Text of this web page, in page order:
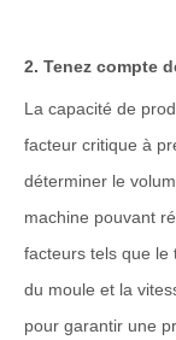
2. Tenez compte
La capacité de
facteur critique à
déterminer le
machine pouvant
facteurs tels que le
du moule et la
pour garantir une